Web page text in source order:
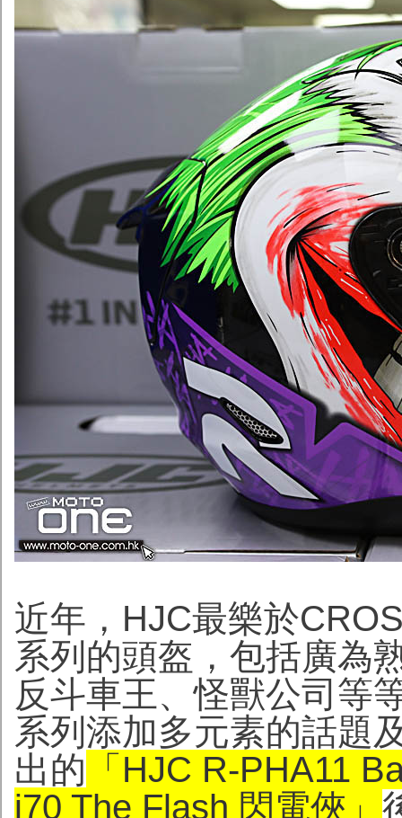
近年，HJC最樂於
系列的頭盔，包括廣為
反斗車王、怪獸公司等
系列添加多元素的話題
出的 「HJC R-PHA11
i70 The Flash 閃電俠」